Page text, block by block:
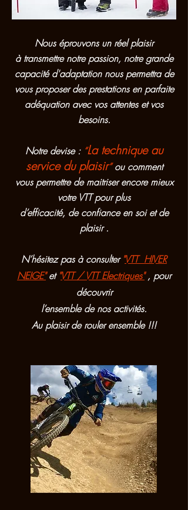
Nous éprouvons un réel plaisir
àtransmettre notre passion, notregrande
capacité d'adaptation nous permettra de
vous proposerdes prestations en parfaite
adéquation avec vos attentes et vos
besoins.
Notre devise : “La technique au
service du plaisir”ou comment
vous permettre de maitriser encore mieux
votre VTT pour plus
d’efficacité, de confiance en soi et de
plaisir .
N’hésitez pas à consulter "VTT HIVER
NEIGE" et "VTT / VTT Electriques", pour
découvrir
l’ensemble de nos activités.
Au plaisir de rouler ensemble !!!